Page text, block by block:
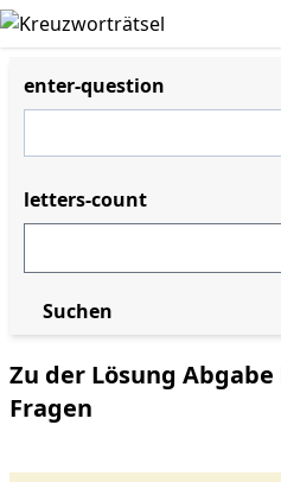
Zu der Lösung
Fragen
enter-question
letters-count
Suchen